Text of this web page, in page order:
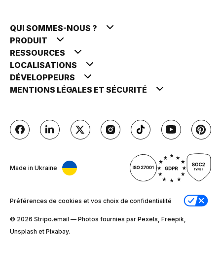
QUI SOMMES-NOUS ?
PRODUIT
RESSOURCES
LOCALISATIONS
DÉVELOPPEURS
MENTIONS LÉGALES ET SÉCURITÉ
Made in Ukraine
Préférences de cookies et vos choix de confidentialité
© 2026 Stripо.email — Photos fournies par Pexels, Freepik,
Unsplash et Pixabay.